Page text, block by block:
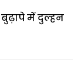
में दुल्हन